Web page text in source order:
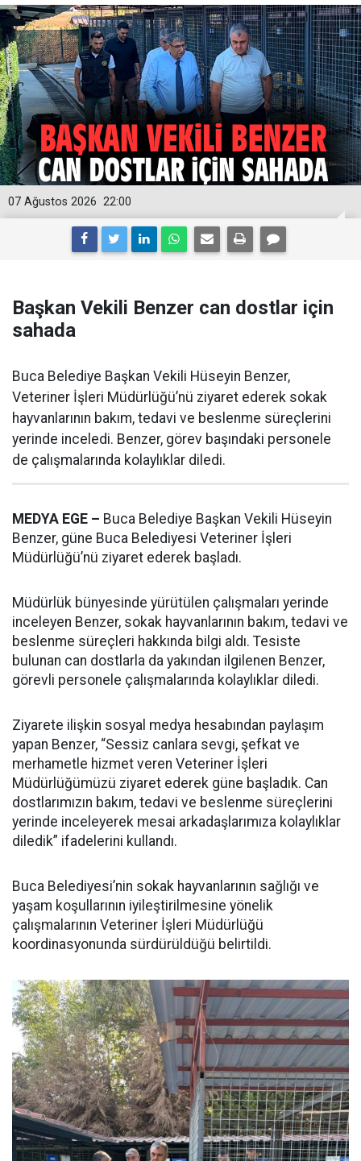
22:00
07 Ağustos 2026
Başkan Vekili Benzer can dostlar için
sahada
Buca Belediye Başkan Vekili Hüseyin Benzer,
Veteriner İşleri Müdürlüğü’nü ziyaret ederek sokak
hayvanlarının bakım, tedavi ve beslenme süreçlerini
yerinde inceledi. Benzer, görev başındaki personele
de çalışmalarında kolaylıklar diledi.
MEDYA EGE – Buca Belediye Başkan Vekili Hüseyin
Benzer, güne Buca Belediyesi Veteriner İşleri
Müdürlüğü’nü ziyaret ederek başladı.
Müdürlük bünyesinde yürütülen çalışmaları yerinde
inceleyen Benzer, sokak hayvanlarının bakım, tedavi ve
beslenme süreçleri hakkında bilgi aldı. Tesiste
bulunan can dostlarla da yakından ilgilenen Benzer,
görevli personele çalışmalarında kolaylıklar diledi.
Ziyarete ilişkin sosyal medya hesabından paylaşım
yapan Benzer, “Sessiz canlara sevgi, şefkat ve
merhametle hizmet veren Veteriner İşleri
Müdürlüğümüzü ziyaret ederek güne başladık. Can
dostlarımızın bakım, tedavi ve beslenme süreçlerini
yerinde inceleyerek mesai arkadaşlarımıza kolaylıklar
diledik” ifadelerini kullandı.
Buca Belediyesi’nin sokak hayvanlarının sağlığı ve
yaşam koşullarının iyileştirilmesine yönelik
çalışmalarının Veteriner İşleri Müdürlüğü
koordinasyonunda sürdürüldüğü belirtildi.